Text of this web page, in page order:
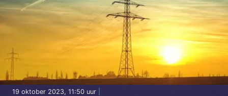
19 oktober 2023, 11:50 uur